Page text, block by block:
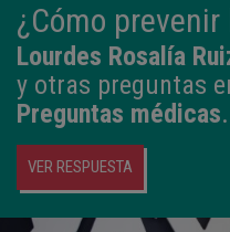
¿Cómo
Lourdes Rosalía
y otras preguntas
Preguntas médicas.
VER RESPUESTA